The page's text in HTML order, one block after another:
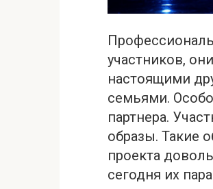
участников,
настоящими
семьями.
партнера.
образы. Такие
проекта
сегодня их